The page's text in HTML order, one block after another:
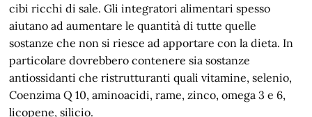
cibi ricchi di sale. Gli integratori alimentari spesso
aiutano ad aumentare le quantità di tutte quelle
sostanze che non si riesce ad apportare con la dieta. In
particolare dovrebbero contenere sia sostanze
antiossidanti che ristrutturanti quali vitamine, selenio,
Coenzima Q 10, aminoacidi, rame, zinco, omega 3 e 6,
licopene, silicio.